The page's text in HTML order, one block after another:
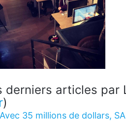
derniers articles par
)
Avec 35 millions de dollars,